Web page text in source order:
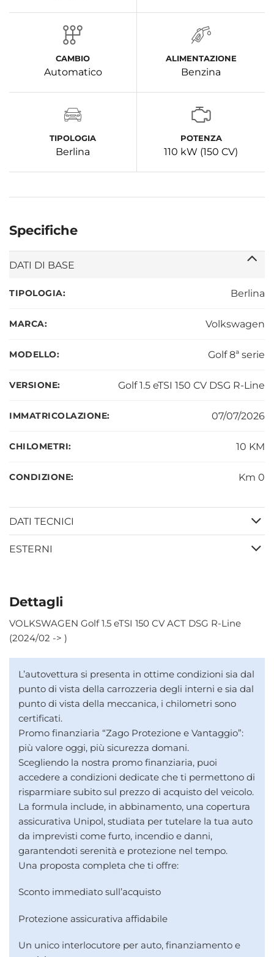
CAMBIO
Automatico
ALIMENTAZIONE
Benzina
TIPOLOGIA
Berlina
POTENZA
110 kW (150 CV)
Specifiche
DATI DI BASE
TIPOLOGIA: Berlina
MARCA: Volkswagen
MODELLO: Golf 8ª serie
VERSIONE: Golf 1.5 eTSI 150 CV DSG R-Line
IMMATRICOLAZIONE: 07/07/2026
CHILOMETRI: 10 KM
CONDIZIONE: Km 0
DATI TECNICI
ESTERNI
Dettagli
VOLKSWAGEN Golf 1.5 eTSI 150 CV ACT DSG R-Line
(2024/02 -> )
L’autovettura si presenta in ottime condizioni sia dal
punto di vista della carrozzeria degli interni e sia dal
punto di vista della meccanica, i chilometri sono
certificati.
Promo finanziaria “Zago Protezione e Vantaggio”:
più valore oggi, più sicurezza domani.
Scegliendo la nostra promo finanziaria, puoi
accedere a condizioni dedicate che ti permettono di
risparmiare subito sul prezzo di acquisto del veicolo.
La formula include, in abbinamento, una copertura
assicurativa Unipol, studiata per tutelare la tua auto
da imprevisti come furto, incendio e danni,
garantendoti serenità e protezione nel tempo.
Una proposta completa che ti offre:
Sconto immediato sull’acquisto
Protezione assicurativa affidabile
Un unico interlocutore per auto, finanziamento e